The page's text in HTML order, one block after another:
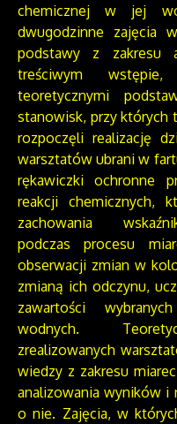
chemicznej w jej
dwugodzinne zajęcia
podstawy z zakresu
treściwym
teoretycznymi
stanowisk, przy których
rozpoczęli realizację
warsztatów ubrani w
rękawiczki ochronne
reakcji chemicznych,
zachowania
podczas procesu
obserwacji zmian w
zmianą ich odczynu,
zawartości
wodnych.
zrealizowanych
wiedzy z zakresu
analizowania wyników i
o nie. Zajęcia, w